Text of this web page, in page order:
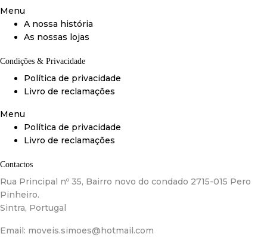
Menu
A nossa história
As nossas lojas
Condições & Privacidade
Política de privacidade
Livro de reclamações
Menu
Política de privacidade
Livro de reclamações
Contactos
Rua Principal nº 35, Bairro novo do condado 2715-015 Pero
Pinheiro.
Sintra, Portugal
Email: moveis.simoes@hotmail.com